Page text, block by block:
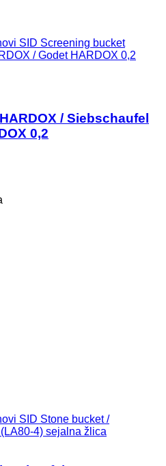
SID Screening bucket
/ Godet HARDOX 0,2
/ Siebschaufel
0,2
SID Stone bucket /
4) sejalna žlica